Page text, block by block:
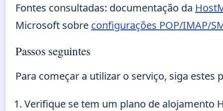
Fontes consultadas: documentação da
Microsoft sobre configurações POP/IMAP/
Passos seguintes
Para começar a utilizar o serviço, siga estes
Verifique se tem um plano de alojamento